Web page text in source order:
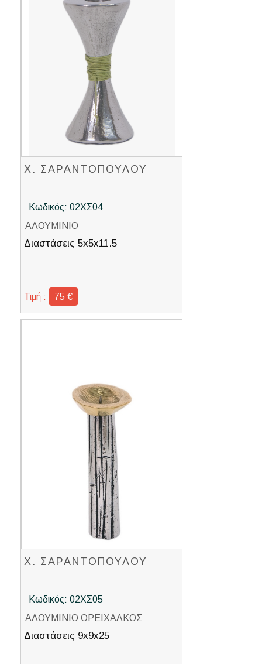
Χ. ΣΑΡΑΝΤΟΠΟΥΛΟΥ
Κωδικός: 02ΧΣ04
ΑΛΟΥΜΙΝΙΟ
Διαστάσεις 5x5x11.5
Τιμή : 75 €
Χ. ΣΑΡΑΝΤΟΠΟΥΛΟΥ
Κωδικός: 02ΧΣ05
ΑΛΟΥΜΙΝΙΟ ΟΡΕΙΧΑΛΚΟΣ
Διαστάσεις 9x9x25